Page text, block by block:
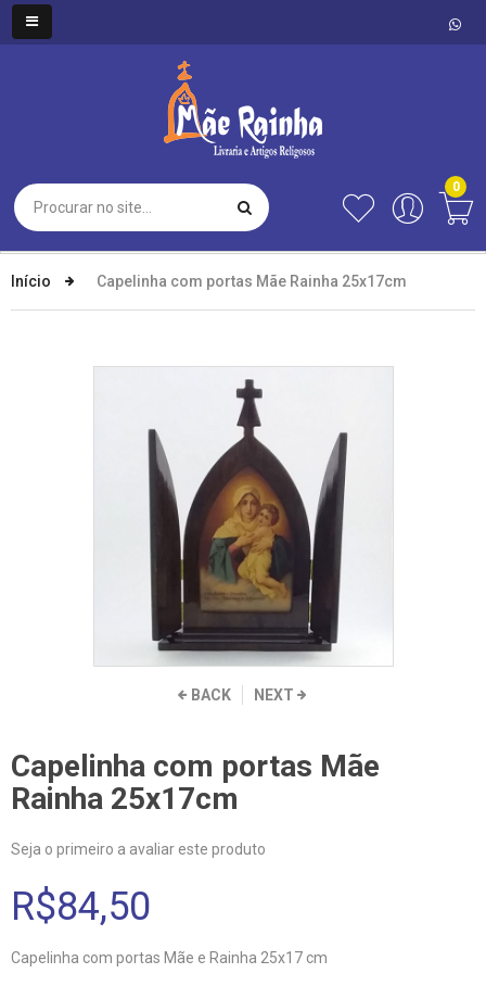
0
Início Capelinha com portas Mãe Rainha 25x17cm
BACK NEXT
Capelinha com portas Mãe
Rainha 25x17cm
Seja o primeiro a avaliar este produto
R$84,50
Capelinha com portas Mãe e Rainha 25x17 cm